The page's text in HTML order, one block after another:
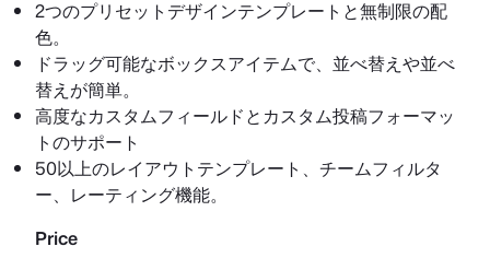
2つのプリセットデザインテンプレートと無制限の配
色。
ドラッグ可能なボックスアイテムで、並べ替えや並べ
替えが簡単。
高度なカスタムフィールドとカスタム投稿フォーマッ
トのサポート
50以上のレイアウトテンプレート、チームフィルタ
ー、レーティング機能。
Price